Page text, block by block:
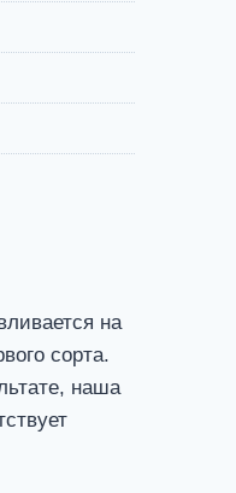
на
сорта.
наша